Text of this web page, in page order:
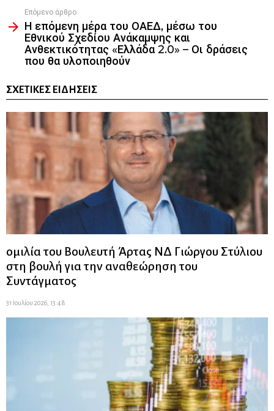
Επόμενο άρθρο
Η επόμενη μέρα του ΟΑΕΔ, μέσω του
Εθνικού Σχεδίου Ανάκαμψης και
Ανθεκτικότητας «Ελλάδα 2.0» – Οι δράσεις
που θα υλοποιηθούν
ΣΧΕΤΙΚΈΣ ΕΙΔΉΣΕΙΣ
ομιλία του Βουλευτή Άρτας ΝΔ Γιώργου Στύλιου
στη βουλή για την αναθεώρηση του
Συντάγματος
31 Ιουλίου 2026, 13:48